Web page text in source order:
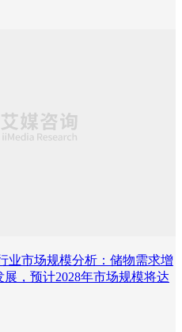
业市场规模分析：储物需求增
，预计2028年市场规模将达